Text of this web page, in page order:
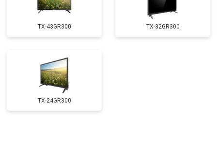
TX-43GR300 TX-32GR300
TX-24GR300